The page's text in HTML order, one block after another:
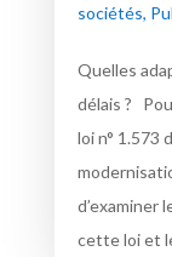
sociétés,
Quelles
délais ?
loi n° 1.573
d’examiner
cette loi et